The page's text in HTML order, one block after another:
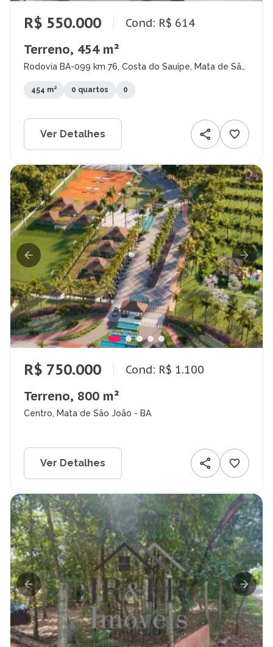
R$ 550.000 Cond: R$ 614
Terreno, 454 m²
Rodovia BA-099 km 76, Costa do Sauípe, Mata de São
454 m² 0 quartos 0
Ver Detalhes
R$ 750.000 Cond: R$ 1.100
Terreno, 800 m²
Centro, Mata de São João - BA
Ver Detalhes